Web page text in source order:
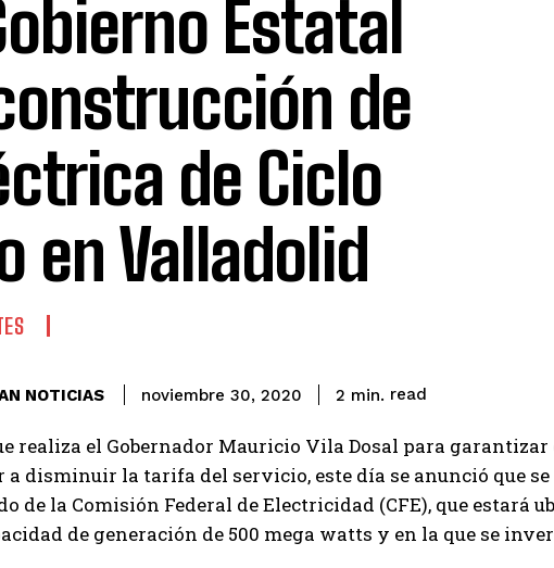
Estatal
de
de Ciclo
en Valladolid
NOTICIAS noviembre 30, 2020 2 min. read
realiza el Gobernador Mauricio Vila Dosal para garantizar
disminuir la tarifa del servicio, este día se anunció que
de la Comisión Federal de Electricidad (CFE), que estará
de generación de 500 mega watts y en la que se